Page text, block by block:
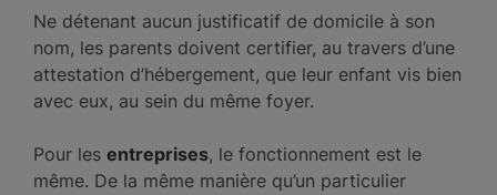
Ne détenant aucun justificatif de domicile à son
nom, les parents doivent certifier, au travers d’une
attestation d’hébergement, que leur enfant vis bien
avec eux, au sein du même foyer.
Pour les entreprises, le fonctionnement est le
même. De la même manière qu’un particulier